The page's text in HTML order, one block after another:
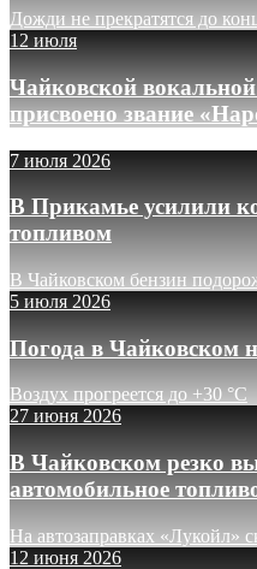
Дожди не прекратятся до
12 июля
Чайковской
присвоено звание
7 июля 2026
В Прикамье усилили
топливом
В Чайковском бензин
5 июля 2026
Погода в Чайковском
Воздух прогреется до +30 °C
27 июня 2026
В Чайковском резко
автомобильное
На автозаправках «Лукойл»
12 июня 2026